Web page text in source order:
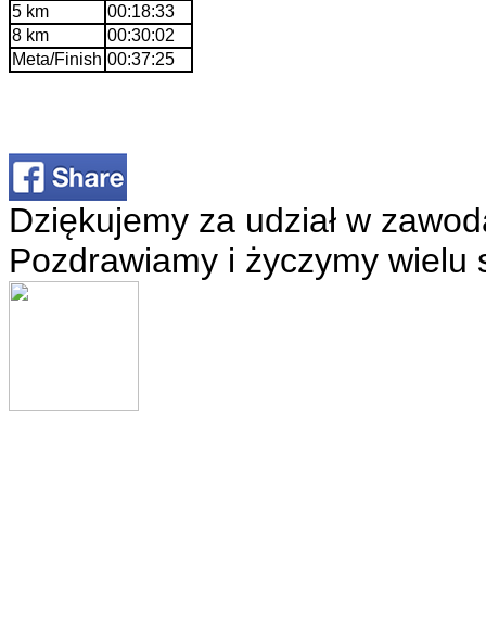
5 km
00:18:33
8 km
00:30:02
Meta/Finish 00:37:25
Dziękujemy za udział w
Pozdrawiamy i życzymy wielu